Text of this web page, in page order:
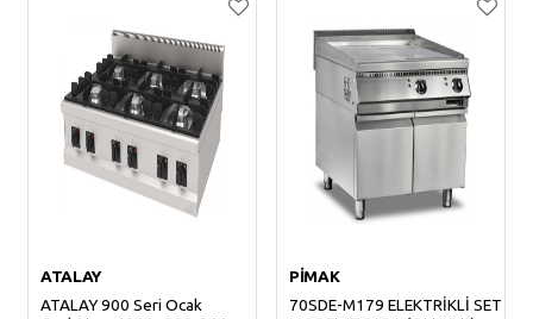
ATALAY
ATALAY 900 Seri Ocak
PİMAK
70SDE-M179 ELEKTRİKLİ SET